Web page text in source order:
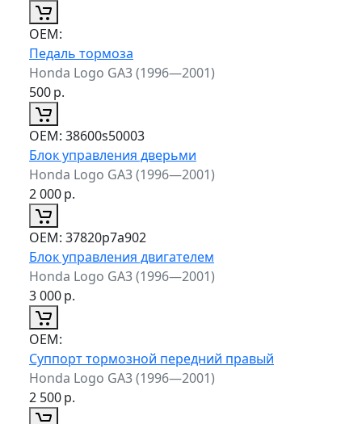
ОЕМ:
Педаль тормоза
Honda Logo GA3 (1996—2001)
500р.
ОЕМ: 38600s50003
Блок управления дверьми
Honda Logo GA3 (1996—2001)
2 000р.
ОЕМ: 37820p7a902
Блок управления двигателем
Honda Logo GA3 (1996—2001)
3 000р.
ОЕМ:
Суппорт тормозной передний правый
Honda Logo GA3 (1996—2001)
2 500р.